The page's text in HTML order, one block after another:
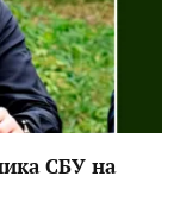
СБУ на